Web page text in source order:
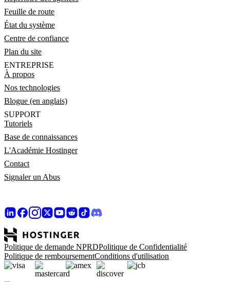
Feuille de route
État du système
Centre de confiance
Plan du site
ENTREPRISE
À propos
Nos technologies
Blogue (en anglais)
SUPPORT
Tutoriels
Base de connaissances
L'Académie Hostinger
Contact
Signaler un Abus
Politique de demande NPRDPolitique de Confidentialité
Politique de remboursementConditions d'utilisation